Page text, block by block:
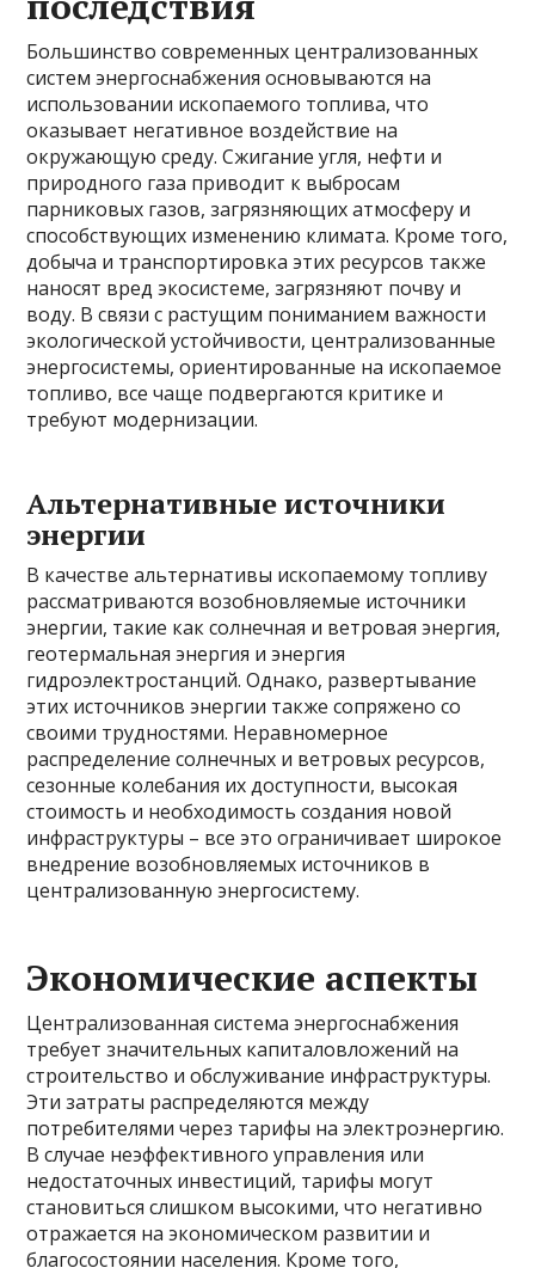
Большинство современных централизованных
систем энергоснабжения основываются на
использовании ископаемого топлива, что
оказывает негативное воздействие на
окружающую среду. Сжигание угля, нефти и
природного газа приводит к выбросам
парниковых газов, загрязняющих атмосферу и
способствующих изменению климата. Кроме того,
добыча и транспортировка этих ресурсов также
наносят вред экосистеме, загрязняют почву и
воду. В связи с растущим пониманием важности
экологической устойчивости, централизованные
энергосистемы, ориентированные на ископаемое
топливо, все чаще подвергаются критике и
требуют модернизации.
Альтернативные источники
энергии
В качестве альтернативы ископаемому топливу
рассматриваются возобновляемые источники
энергии, такие как солнечная и ветровая энергия,
геотермальная энергия и энергия
гидроэлектростанций. Однако, развертывание
этих источников энергии также сопряжено со
своими трудностями. Неравномерное
распределение солнечных и ветровых ресурсов,
сезонные колебания их доступности, высокая
стоимость и необходимость создания новой
инфраструктуры – все это ограничивает широкое
внедрение возобновляемых источников в
централизованную энергосистему.
Экономические аспекты
Централизованная система энергоснабжения
требует значительных капиталовложений на
строительство и обслуживание инфраструктуры.
Эти затраты распределяются между
потребителями через тарифы на электроэнергию.
В случае неэффективного управления или
недостаточных инвестиций, тарифы могут
становиться слишком высокими, что негативно
отражается на экономическом развитии и
благосостоянии населения. Кроме того,